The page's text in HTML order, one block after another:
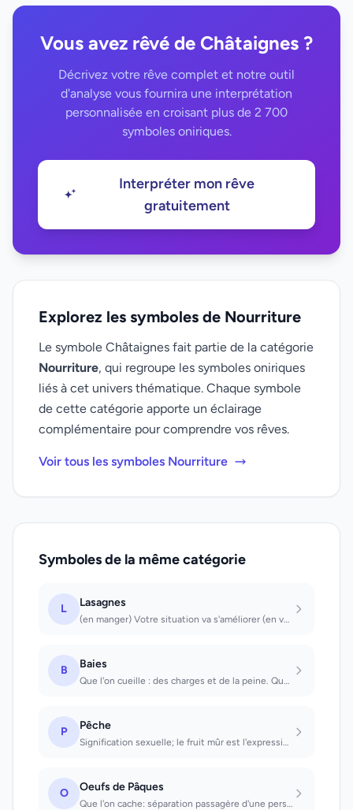
Vous avez rêvé de Châtaignes ?
Décrivez votre rêve complet et notre outil
d'analyse vous fournira une interprétation
personnalisée en croisant plus de 2 700
symboles oniriques.
Interpréter mon rêve
gratuitement
Explorez les symboles de Nourriture
Le symbole Châtaignes fait partie de la catégorie
Nourriture, qui regroupe les symboles oniriques
liés à cet univers thématique. Chaque symbole
de cette catégorie apporte un éclairage
complémentaire pour comprendre vos rêves.
Voir tous les symboles Nourriture
Symboles de la même catégorie
L Lasagnes
(en manger) Votre situation va s'améliorer (en voir) Nouvel amour au cours d'un...
B Baies
Que l'on cueille : des charges et de la peine. Que l'on mange : perspectives de...
P Pêche
Signification sexuelle; le fruit mûr est l'expression d'un amour parfait.
O Oeufs de Pâques
Que l'on cache: séparation passagère d'une personne aimée. Que l'on cherche: on...